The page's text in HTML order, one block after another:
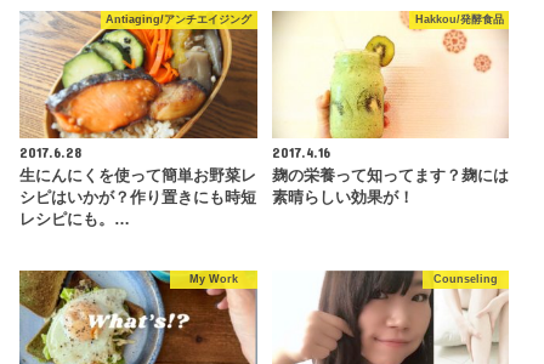
Antiaging/アンチエイジング
2017.6.28
生にんにくを使って簡単お野菜レ
シピはいかが？作り置きにも時短
レシピにも。…
Hakkou/発酵食品
2017.4.16
麹の栄養って知ってます？麹には
素晴らしい効果が！
My Work Counseling